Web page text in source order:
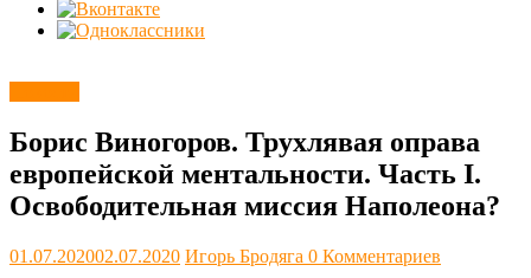
Борис Виногоров. Трухлявая оправа
европейской ментальности. Часть I.
Освободительная миссия Наполеона?
01.07.202002.07.2020 Игорь Бродяга 0 Комментариев